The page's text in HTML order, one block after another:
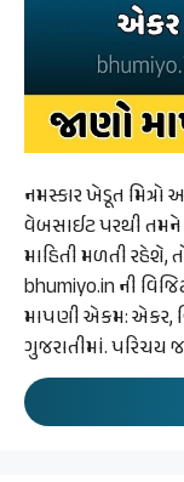
નમસ્કાર ખેડૂત
વેબસાઈટ પરથી
માહિતી મળતી રહેશે,
bhumiyo.in ની
માપણી એકમ: એકર,
ગુજરાતીમાં. પરિચય